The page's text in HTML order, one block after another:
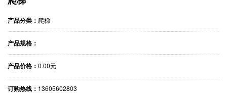
产品分类： 爬梯
产品规格：
产品价格： 0.00元
订购热线： 13605602803